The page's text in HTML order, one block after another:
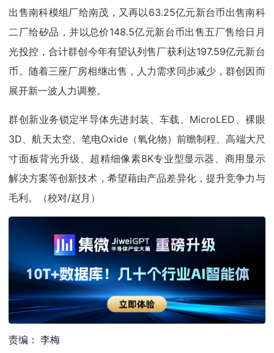
出售南科模组厂给南茂，又再以63.25亿元新台币出售南科
二厂给矽品，并以总价148.5亿元新台币出售五厂售给日月
光投控，合计群创今年有望认列售厂获利达197.59亿元新台
币。随着三座厂房相继出售，人力需求同步减少，群创因而
展开新一波人力调整。
群创新业务锁定半导体先进封装、车载、MicroLED、裸眼
3D、航天太空、笔电Oxide（氧化物）前瞻制程、高端大尺
寸面板背光升级、超精细像素8K专业型显示器、商用显示
解决方案等创新技术，希望藉由产品差异化，提升竞争力与
毛利。（校对/赵月）
责编： 李梅